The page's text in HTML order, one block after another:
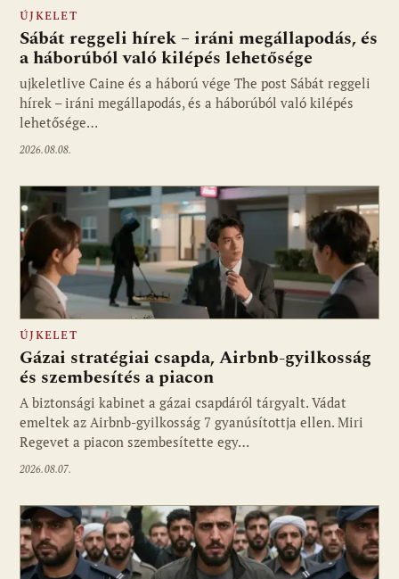
Fotó: ujkelet.live
ÚJKELET
Sábát reggeli hírek – iráni megállapodás, és
a háborúból való kilépés lehetősége
ujkeletlive Caine és a háború vége The post Sábát reggeli
hírek – iráni megállapodás, és a háborúból való kilépés
lehetősége…
2026.08.08.
ÚJKELET
Gázai stratégiai csapda, Airbnb-gyilkosság
és szembesítés a piacon
A biztonsági kabinet a gázai csapdáról tárgyalt. Vádat
emeltek az Airbnb-gyilkosság 7 gyanúsítottja ellen. Miri
Regevet a piacon szembesítette egy…
2026.08.07.